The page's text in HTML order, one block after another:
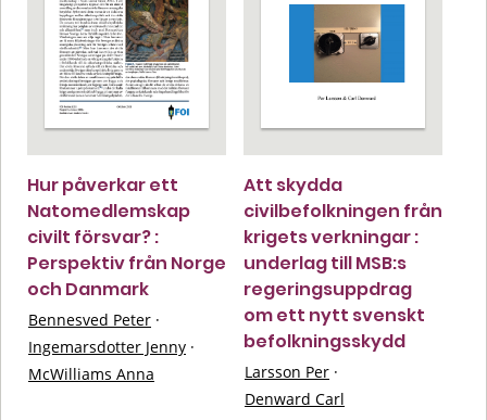
Hur påverkar ett
Natomedlemskap
civilt försvar? :
Perspektiv från Norge
och Danmark
Bennesved Peter ·
Ingemarsdotter Jenny ·
McWilliams Anna
Att skydda
civilbefolkningen från
krigets verkningar :
underlag till MSB:s
regeringsuppdrag
om ett nytt svenskt
befolkningsskydd
Larsson Per ·
Denward Carl